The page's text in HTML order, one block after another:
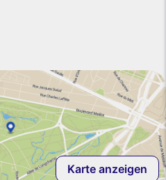
Karte anzeigen